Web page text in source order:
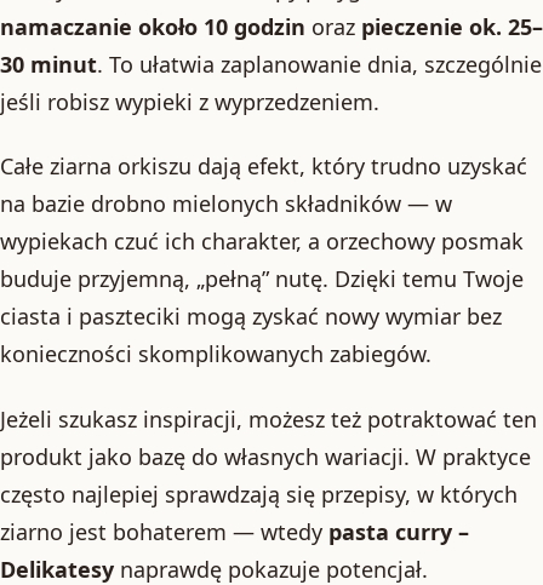
namaczanie około 10 godzin oraz pieczenie ok. 25–
30 minut. To ułatwia zaplanowanie dnia, szczególnie
jeśli robisz wypieki z wyprzedzeniem.
Całe ziarna orkiszu dają efekt, który trudno uzyskać
na bazie drobno mielonych składników — w
wypiekach czuć ich charakter, a orzechowy posmak
buduje przyjemną, „pełną” nutę. Dzięki temu Twoje
ciasta i paszteciki mogą zyskać nowy wymiar bez
konieczności skomplikowanych zabiegów.
Jeżeli szukasz inspiracji, możesz też potraktować ten
produkt jako bazę do własnych wariacji. W praktyce
często najlepiej sprawdzają się przepisy, w których
ziarno jest bohaterem — wtedy pasta curry –
Delikatesy naprawdę pokazuje potencjał.